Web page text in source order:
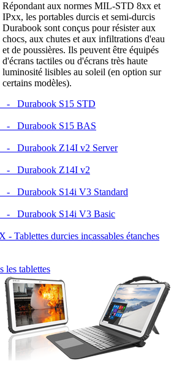
Répondant aux normes MIL-STD 8xx et
IPxx, les portables durcis et semi-durcis
Durabook sont conçus pour résister aux
chocs, aux chutes et aux infiltrations d'eau
et de poussières. Ils peuvent être équipés
d'écrans tactiles ou d'écrans très haute
luminosité lisibles au soleil (en option sur
certains modèles).
- Durabook S15 STD
- Durabook S15 BAS
- Durabook Z14I v2 Server
- Durabook Z14I v2
- Durabook S14i V3 Standard
- Durabook S14i V3 Basic
les tablettes